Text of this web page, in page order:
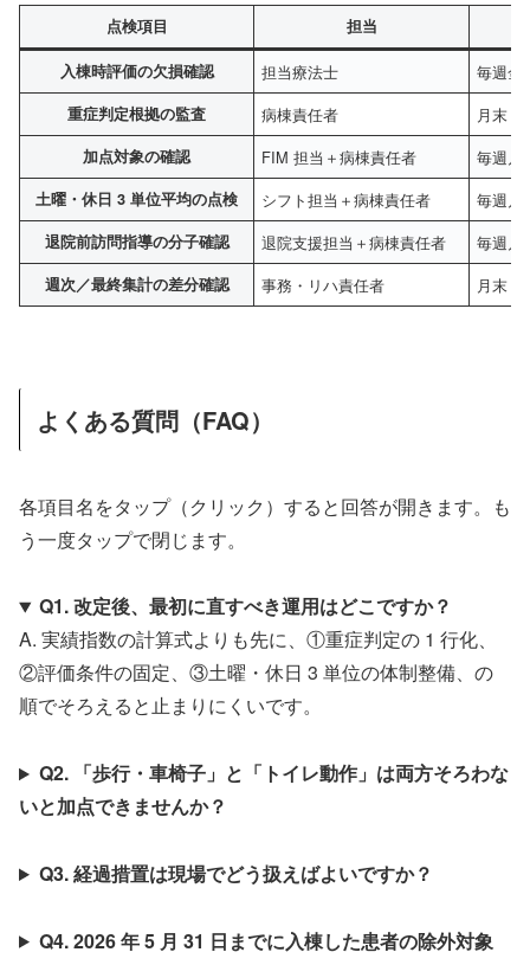
点検項目 担当
入棟時評価の欠損確認 担当療法士 毎週金
重症判定根拠の監査 病棟責任者 月末 3
加点対象の確認 FIM 担当＋病棟責任者 毎週月
土曜・休日 3 単位平均の点検 シフト担当＋病棟責任者 毎週月
退院前訪問指導の分子確認 退院支援担当＋病棟責任者 毎週月
週次／最終集計の差分確認 事務・リハ責任者 月末 2
よくある質問（FAQ）
各項目名をタップ（クリック）すると回答が開きます。も
う一度タップで閉じます。
Q1. 改定後、最初に直すべき運用はどこですか？
A. 実績指数の計算式よりも先に、①重症判定の 1 行化、
②評価条件の固定、③土曜・休日 3 単位の体制整備、の
順でそろえると止まりにくいです。
Q2. 「歩行・車椅子」と「トイレ動作」は両方そろわな
いと加点できませんか？
Q3. 経過措置は現場でどう扱えばよいですか？
Q4. 2026 年 5 月 31 日までに入棟した患者の除外対象